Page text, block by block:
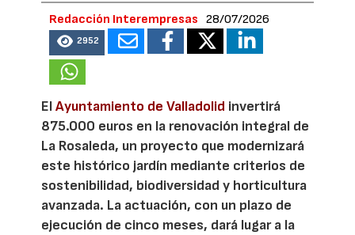
Redacción Interempresas 28/07/2026
2952
ElAyuntamiento de Valladolid invertirá
875.000 euros en la renovación integral de
La Rosaleda, un proyecto que modernizará
este histórico jardín mediante criterios de
sostenibilidad, biodiversidad y horticultura
avanzada. La actuación, con un plazo de
ejecución de cinco meses, dará lugar a la